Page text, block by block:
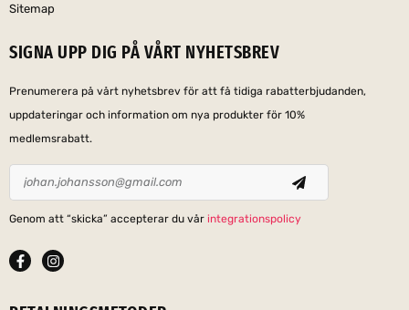
Sitemap
SIGNA UPP DIG PÅ VÅRT NYHETSBREV
Prenumerera på vårt nyhetsbrev för att få tidiga rabatterbjudanden,
uppdateringar och information om nya produkter för 10%
medlemsrabatt.
Genom att “skicka” accepterar du vår integrationspolicy